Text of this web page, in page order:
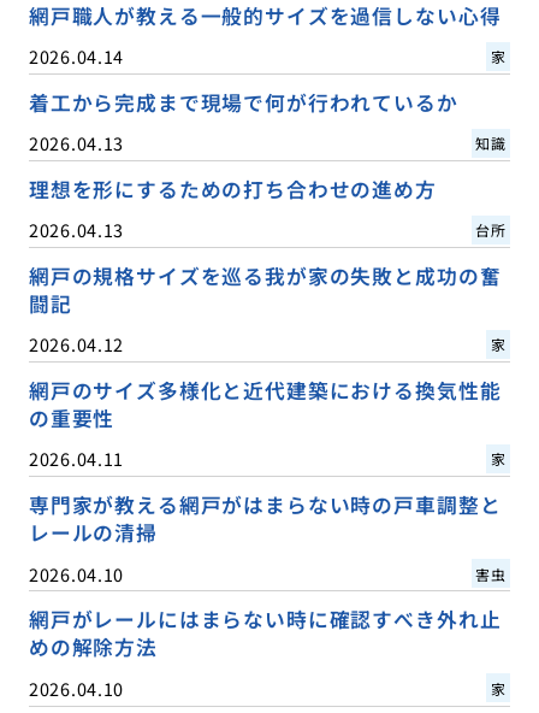
網戸職人が教える一般的サイズを過信しない心得
2026.04.14 家
着工から完成まで現場で何が行われているか
2026.04.13 知識
理想を形にするための打ち合わせの進め方
2026.04.13 台所
網戸の規格サイズを巡る我が家の失敗と成功の奮
闘記
2026.04.12 家
網戸のサイズ多様化と近代建築における換気性能
の重要性
2026.04.11 家
専門家が教える網戸がはまらない時の戸車調整と
レールの清掃
2026.04.10 害虫
網戸がレールにはまらない時に確認すべき外れ止
めの解除方法
2026.04.10 家